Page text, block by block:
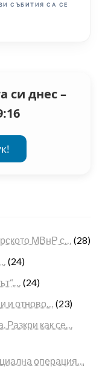
СЪБИТИЯ СА СЕ
си днес –
МВнР с… (28)
(24)
(24)
и отново… (23)
как се…
операция…